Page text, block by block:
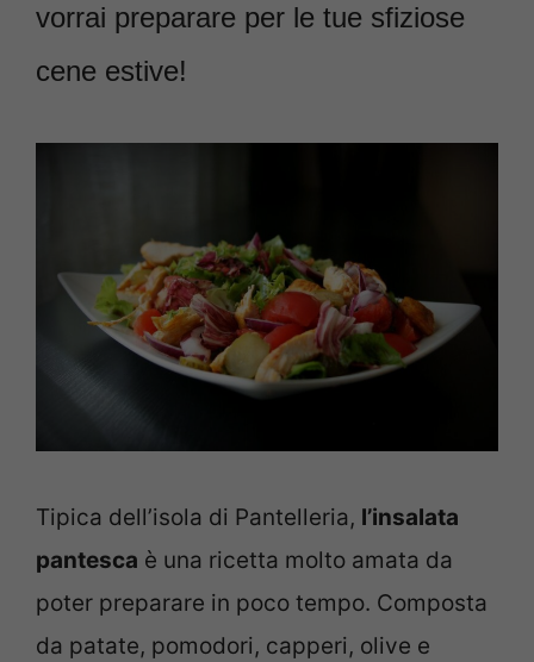
vorrai preparare per le tue sfiziose
cene estive!
Tipica dell’isola di Pantelleria, l’insalata
pantesca è una ricetta molto amata da
poter preparare in poco tempo. Composta
da patate, pomodori, capperi, olive e